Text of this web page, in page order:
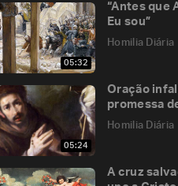
05:32
“Antes que
Eu sou”
Homilia Diária
05:24
Oração
promessa
Homilia Diária
A cruz